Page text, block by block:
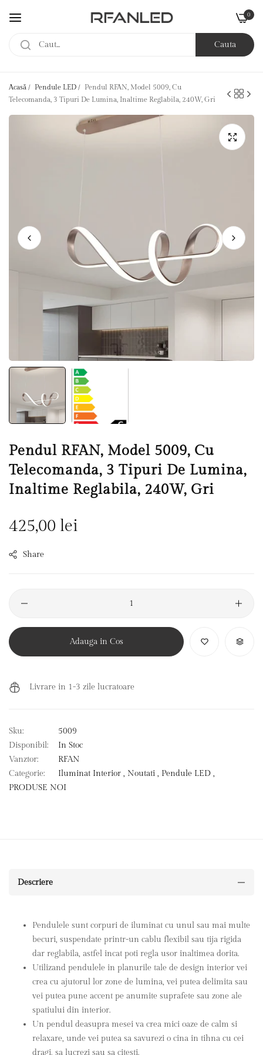
Cauta
0
Acasă / Pendule LED / Pendul RFAN, Model 5009, Cu
Telecomanda, 3 Tipuri De Lumina, Inaltime Reglabila, 240W, Gri
Pendul RFAN, Model 5009, Cu
Telecomanda, 3 Tipuri De Lumina,
Inaltime Reglabila, 240W, Gri
Pret
Normal
425,00 lei
Share
Adauga in Cos
Livrare in 1-3 zile lucratoare
Sku:
5009
Disponibil:
In Stoc
Vanztor:
RFAN
Categorie:
Iluminat Interior , Noutati , Pendule LED ,
PRODUSE NOI
Descriere
Pendulele sunt corpuri de iluminat cu unul sau mai multe
becuri, suspendate printr-un cablu flexibil sau tija rigida
dar reglabila, astfel incat poti regla usor inaltimea dorita.
Utilizand pendulele in planurile tale de design interior vei
crea cu ajutorul lor zone de lumina, vei putea delimita sau
vei putea pune accent pe anumite suprafete sau zone ale
spatiului din interior.
Un pendul deasupra mesei va crea mici oaze de calm si
relaxare, unde vei putea sa savurezi o cina in tihna cu cei
dragi, sa lucrezi sau sa citesti.